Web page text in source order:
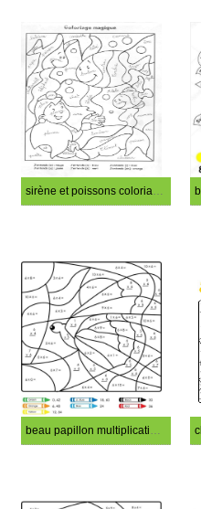
sirène et poissons coloriage magique CM1
beau papillon multiplication coloriage magique CM1